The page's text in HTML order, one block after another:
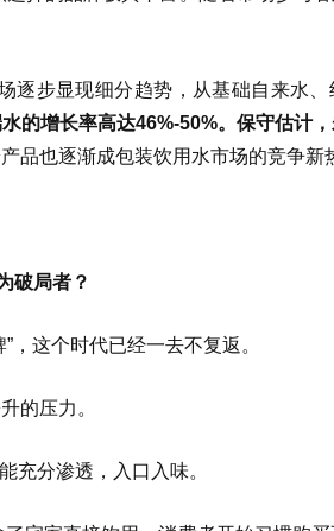
逐步显现细分趋势，从基础自来水、
的增长率高达46%-50%。保守估计，
品也逐渐成包装饮用水市场的竞争新
破局者？
这个时代已经一去不复返。
的压力。
充分渗透，入口入味。